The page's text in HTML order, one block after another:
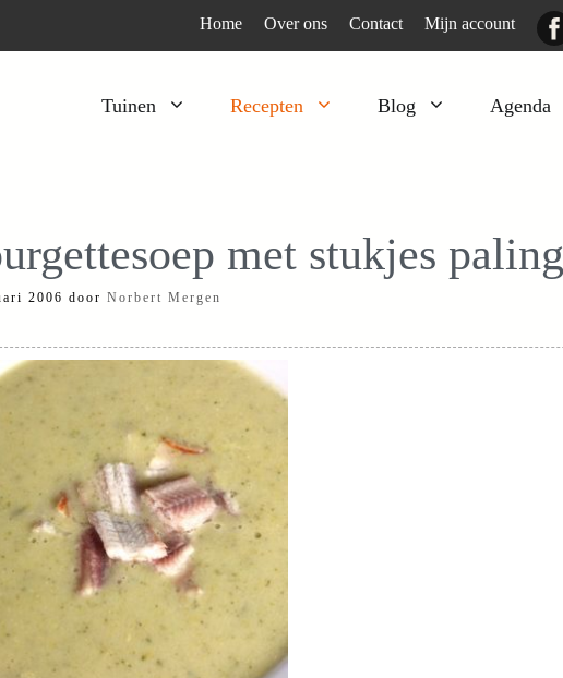
Home Over ons Contact Mijn account
Tuinen Recepten Blog Agenda
Kruiden
Moestuin
Verfplanten
Peulgroenten
Vruchtgewassen
met stukjes paling
2006 door Norbert Mergen